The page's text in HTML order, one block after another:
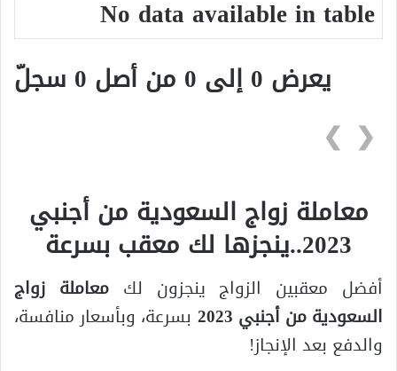
No data available in table
يعرض 0 إلى 0 من أصل 0 سجلّ
❮
❯
معاملة زواج السعودية من أجنبي
2023..ينجزها لك معقب بسرعة
أفضل معقبين الزواج ينجزون لك معاملة زواج
السعودية من أجنبي 2023
بسرعة، وبأسعار منافسة،
والدفع بعد الإنجاز!